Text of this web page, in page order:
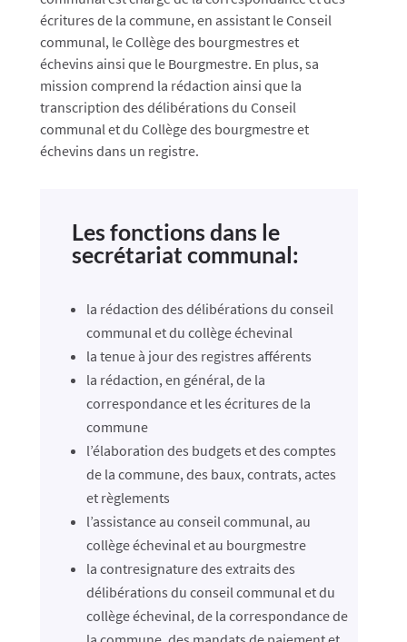
écritures de la commune, en assistant le Conseil
communal, le Collège des bourgmestres et
échevins ainsi que le Bourgmestre. En plus, sa
mission comprend la rédaction ainsi que la
transcription des délibérations du Conseil
communal et du Collège des bourgmestre et
échevins dans un registre.
Les fonctions dans le
secrétariat communal:
la rédaction des délibérations du conseil
communal et du collège échevinal
la tenue à jour des registres afférents
la rédaction, en général, de la
correspondance et les écritures de la
commune
l’élaboration des budgets et des comptes
de la commune, des baux, contrats, actes
et règlements
l’assistance au conseil communal, au
collège échevinal et au bourgmestre
la contresignature des extraits des
délibérations du conseil communal et du
collège échevinal, de la correspondance de